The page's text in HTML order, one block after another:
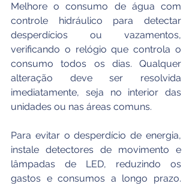
Melhore o consumo de água com
controle hidráulico para detectar
desperdícios ou vazamentos,
verificando o relógio que controla o
consumo todos os dias. Qualquer
alteração deve ser resolvida
imediatamente, seja no interior das
unidades ou nas áreas comuns.
Para evitar o desperdício de energia,
instale detectores de movimento e
lâmpadas de LED, reduzindo os
gastos e consumos a longo prazo.